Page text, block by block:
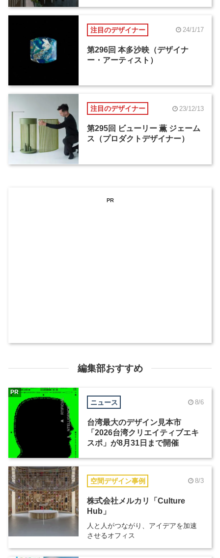
注目のデザイナー 24/1/17
第296回 本多沙映（デザイナ
ー・アーティスト）
注目のデザイナー 23/12/13
第295回 ビューリー 薫 ジェーム
ス（プロダクトデザイナー）
PR
編集部おすすめ
ニュース 8/6
台湾最大のデザイン見本市
「2026台湾クリエイティブエキ
スポ」が8月31日まで開催
PR
空間デザイン事例 8/3
株式会社メルカリ「Culture
Hub」
人と人がつながり、アイデアを加速
させるオフィス